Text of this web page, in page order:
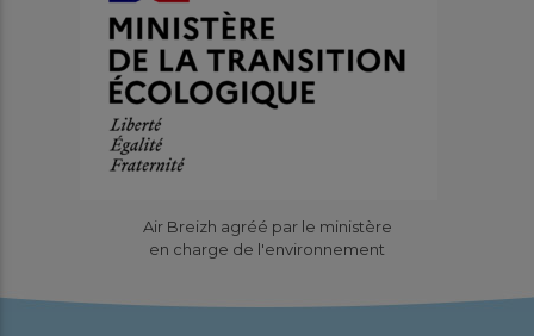
Air Breizh agréé par le ministère
en charge de l'environnement